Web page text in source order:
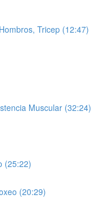
Tricep (12:47)
Muscular (32:24)
(25:22)
(20:29)